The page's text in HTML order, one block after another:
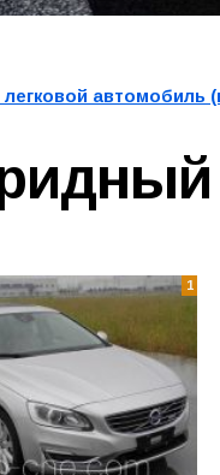
автомобиль
1